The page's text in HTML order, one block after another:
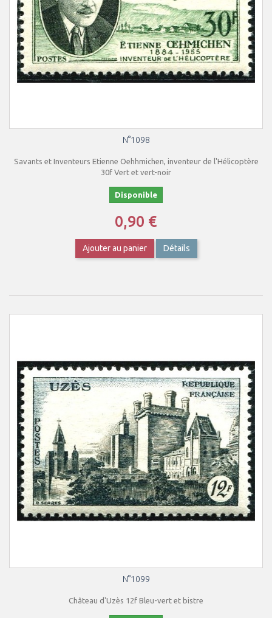
N°1098
Savants et Inventeurs Etienne Oehhmichen, inventeur de l'Hélicoptère
30f Vert et vert-noir
Disponible
0,90 €
Ajouter au panier Détails
N°1099
Château d'Uzès 12f Bleu-vert et bistre